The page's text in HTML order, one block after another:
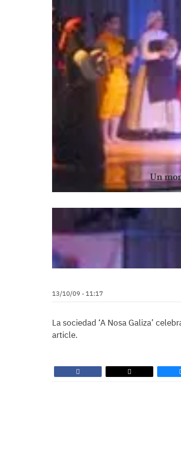
Un
13/10/09 - 11:17
La sociedad ‘A Nosa Galiza’
article.